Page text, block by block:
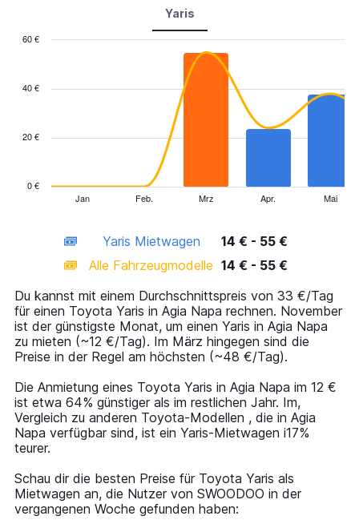
Yaris
has
displaying
categories.
14
categories.
The
chart
has
1
Y
axis
displaying
values.
Range:
0
to
60.
Jan Feb. Mrz Apr. Mai
0 €
20 €
40 €
60 €
Yaris Mietwagen
14 € - 55 €
Alle Fahrzeugmodelle 14 € - 55 €
Du kannst mit einem Durchschnittspreis von 33 €/Tag
für einen Toyota Yaris in Agia Napa rechnen. November
ist der günstigste Monat, um einen Yaris in Agia Napa
zu mieten (~12 €/Tag). Im März hingegen sind die
Preise in der Regel am höchsten (~48 €/Tag).
Die Anmietung eines Toyota Yaris in Agia Napa im 12 €
ist etwa 64% günstiger als im restlichen Jahr. Im,
Vergleich zu anderen Toyota-Modellen , die in Agia
Napa verfügbar sind, ist ein Yaris-Mietwagen i17%
teurer.
Schau dir die besten Preise für Toyota Yaris als
Mietwagen an, die Nutzer von SWOODOO in der
vergangenen Woche gefunden haben: